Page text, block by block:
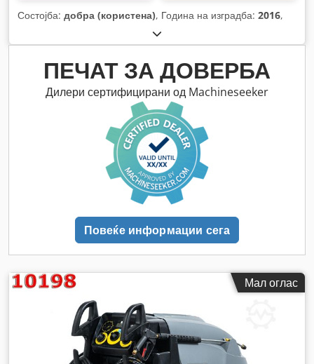
Состојба: добра (користена), Година на изградба: 2016,
ПЕЧАТ ЗА ДОВЕРБА
Дилери сертифицирани од Machineseeker
Повеќе информации сега
Мал оглас